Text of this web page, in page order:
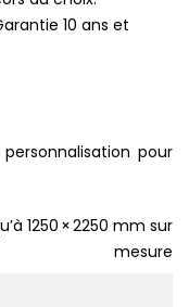
10 ans et
pour
1250 × 2250 mm sur
mesure